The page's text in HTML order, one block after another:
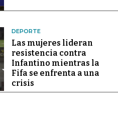
DEPORTE
Las mujeres lideran
resistencia contra
Infantino mientras la
Fifa se enfrenta a una
crisis